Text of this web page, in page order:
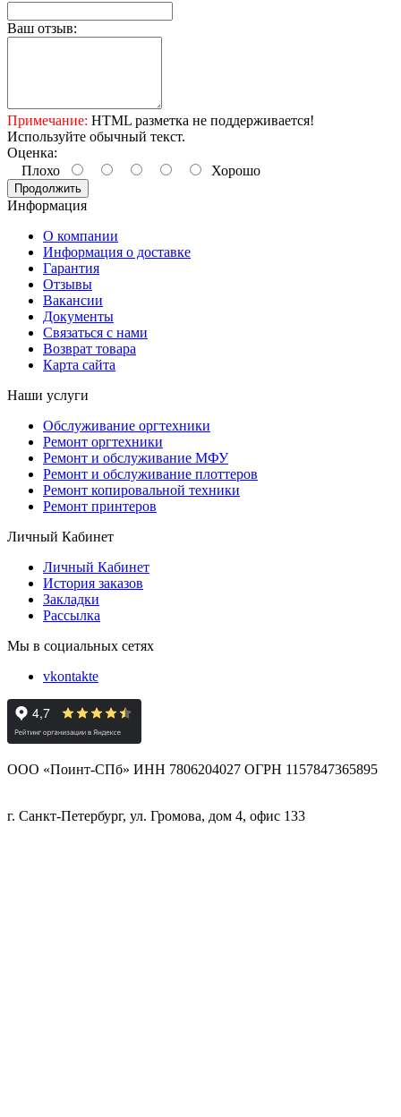
Ваш отзыв:
Примечание: HTML разметка не поддерживается!
Используйте обычный текст.
Оценка:
Плохо
Хорошо
Продолжить
Информация
О компании
Информация о доставке
Гарантия
Отзывы
Вакансии
Документы
Связаться с нами
Возврат товара
Карта сайта
Наши услуги
Обслуживание оргтехники
Ремонт оргтехники
Ремонт и обслуживание МФУ
Ремонт и обслуживание плоттеров
Ремонт копировальной техники
Ремонт принтеров
Личный Кабинет
Личный Кабинет
История заказов
Закладки
Рассылка
Мы в социальных сетях
vkontakte
ООО «Поинт-СПб» ИНН 7806204027 ОГРН 1157847365895
г. Санкт-Петербург, ул. Громова, дом 4, офис 133